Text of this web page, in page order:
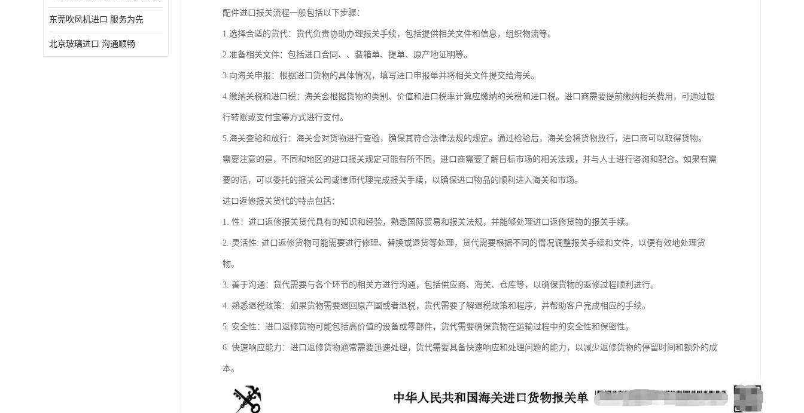
东莞吹风机进口 服务为先
北京玻璃进口 沟通顺畅
配件进口报关流程一般包括以下步骤：
1.选择合适的货代：货代负责协助办理报关手续，包括提供相关文件和信息，组织物流等。
2.准备相关文件：包括进口合同、、装箱单、提单、原产地证明等。
3.向海关申报：根据进口货物的具体情况，填写进口申报单并将相关文件提交给海关。
4.缴纳关税和进口税：海关会根据货物的类别、价值和进口税率计算应缴纳的关税和进口税。进口商需要提前缴纳相关费用，可通过银
行转账或支付宝等方式进行支付。
5.海关查验和放行：海关会对货物进行查验，确保其符合法律法规的规定。通过检验后，海关会将货物放行，进口商可以取得货物。
需要注意的是，不同和地区的进口报关规定可能有所不同，进口商需要了解目标市场的相关法规，并与人士进行咨询和配合。如果有需
要的话，可以委托的报关公司或律师代理完成报关手续，以确保进口物品的顺利进入海关和市场。
进口返修报关货代的特点包括：
1. 性：进口返修报关货代具有的知识和经验，熟悉国际贸易和报关法规，并能够处理进口返修货物的报关手续。
2. 灵活性: 进口返修货物可能需要进行修理、替换或退货等处理，货代需要根据不同的情况调整报关手续和文件，以便有效地处理货
物。
3. 善于沟通：货代需要与各个环节的相关方进行沟通，包括供应商、海关、仓库等，以确保货物的返修过程顺利进行。
4. 熟悉退税政策：如果货物需要退回原产国或者退税，货代需要了解退税政策和程序，并帮助客户完成相应的手续。
5. 安全性：进口返修货物可能包括高价值的设备或零部件，货代需要确保货物在运输过程中的安全性和保密性。
6. 快速响应能力：进口返修货物通常需要迅速处理，货代需要具备快速响应和处理问题的能力，以减少返修货物的停留时间和额外的成
本。